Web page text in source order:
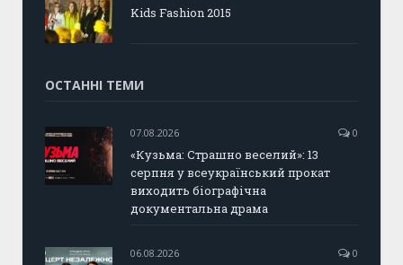
Kids Fashion 2015
ОСТАННІ ТЕМИ
07.08.2026 0
«Кузьма: Страшно веселий»: 13
серпня у всеукраїнський прокат
виходить біографічна
документальна драма
06.08.2026 0